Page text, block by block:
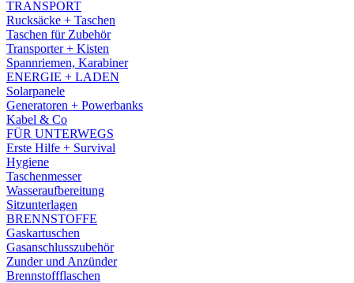
TRANSPORT
Rucksäcke + Taschen
Taschen für Zubehör
Transporter + Kisten
Spannriemen, Karabiner
ENERGIE + LADEN
Solarpanele
Generatoren + Powerbanks
Kabel & Co
FÜR UNTERWEGS
Erste Hilfe + Survival
Hygiene
Taschenmesser
Wasseraufbereitung
Sitzunterlagen
BRENNSTOFFE
Gaskartuschen
Gasanschlusszubehör
Zunder und Anzünder
Brennstoffflaschen